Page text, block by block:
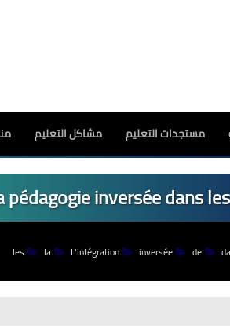
مستجدات التعليم مشاكل التعليم
inversée dans
de
inversée
L'intégration
la
les